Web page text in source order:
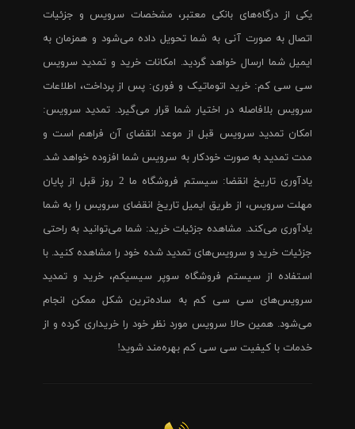
یکی از درگاه‌های بانکی معتبر، مشخصات سرویس و جزئیات
اتصال به صورت آنی به شما تحویل داده می‌شود و همزمان به
ایمیل شما ارسال خواهد گردید. امکانات خرید و تمدید سرویس
سی سی کم: خرید اتوماتیک و فوری: پس از پرداخت، اطلاعات
سرویس بلافاصله در اختیار شما قرار می‌گیرد. تمدید سرویس:
امکان تمدید سرویس قبل از موعد انقضای آن فراهم است و
مدت تمدید به صورت خودکار به سرویس شما افزوده خواهد شد.
یادآوری تاریخ انقضا: سیستم فروشگاه ما 2 روز قبل از پایان
مهلت سرویس، از طریق ایمیل تاریخ انقضای سرویس را به شما
یادآوری می‌کند. مشاهده جزئیات خرید: شما می‌توانید به راحتی
جزئیات خرید و سرویس‌های تمدید شده خود را مشاهده کنید. با
استفاده از سیستم فروشگاه سوپر سیسیکم، خرید و تمدید
سرویس‌های سی سی کم به ساده‌ترین شکل ممکن انجام
می‌شود. همین حالا سرویس مورد نظر خود را خریداری کرده و از
خدمات با کیفیت سی سی کم بهره‌مند شوید!